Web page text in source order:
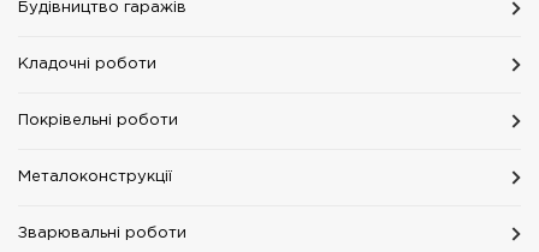
Будівництво гаражів
Кладочні роботи
Покрівельні роботи
Металоконструкції
Зварювальні роботи